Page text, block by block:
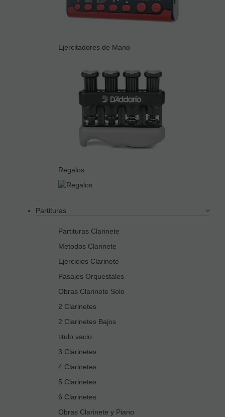
Ejercitadores de Mano
Regalos
Partituras
Partituras Clarinete
Metodos Clarinete
Ejercicios Clarinete
Pasajes Orquestales
Obras Clarinete Solo
2 Clarinetes
2 Clarinetes Bajos
titulo vacio
3 Clarinetes
4 Clarinetes
5 Clarinetes
6 Clarinetes
Obras Clarinete y Piano